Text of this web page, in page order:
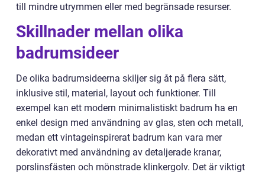
till mindre utrymmen eller med begränsade resurser.
Skillnader mellan olika
badrumsideer
De olika badrumsideerna skiljer sig åt på flera sätt,
inklusive stil, material, layout och funktioner. Till
exempel kan ett modern minimalistiskt badrum ha en
enkel design med användning av glas, sten och metall,
medan ett vintageinspirerat badrum kan vara mer
dekorativt med användning av detaljerade kranar,
porslinsfästen och mönstrade klinkergolv. Det är viktigt